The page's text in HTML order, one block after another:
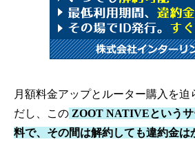
月額料金アップとルーター購入を迫
だし、この ZOOT NATIVEという
料で、その間は解約しても違約金は